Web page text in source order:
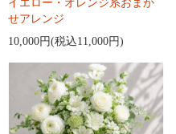
イエロー・オレンジ系おまか
せアレンジ
10,000円(税込11,000円)